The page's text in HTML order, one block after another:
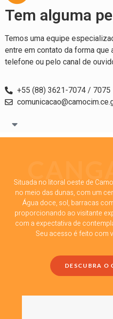
Tem alguma
Temos uma equipe
entre em contato da forma que
telefone ou pelo canal de
+55 (88) 3621-7074 / 7075
Situada no litoral oeste de
no meio das dunas, com um
Água doce, sol, barracas
proporcionando ao visitante
com a expectativa de
Seu acesso é feito com
DESCUBRA O